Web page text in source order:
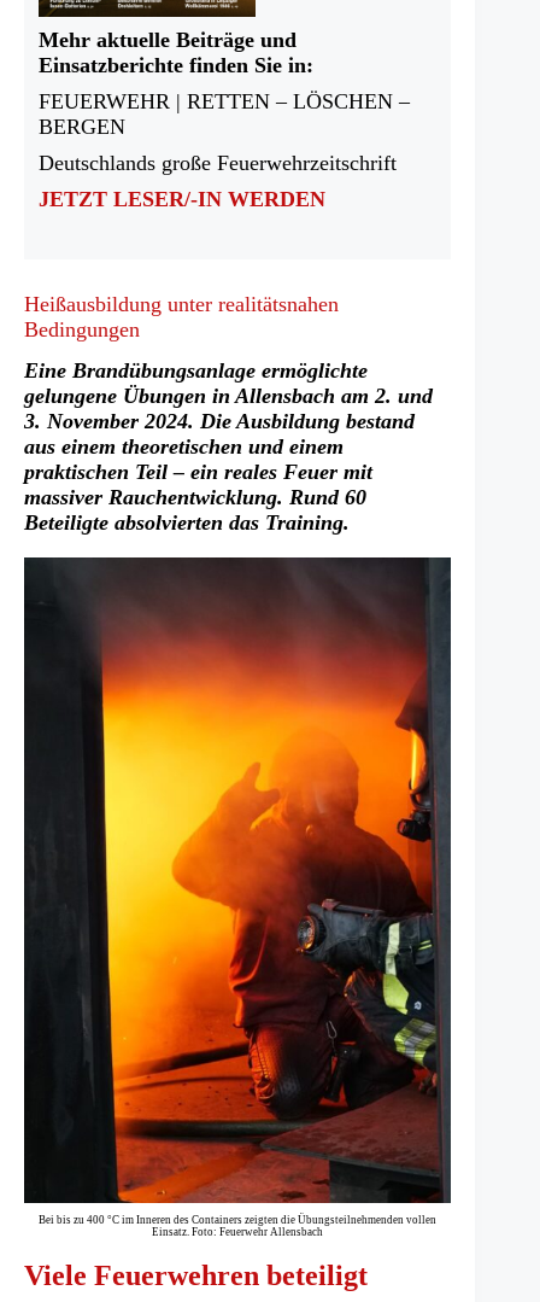
Mehr aktuelle Beiträge und
Einsatzberichte finden Sie in:
FEUERWEHR | RETTEN – LÖSCHEN –
BERGEN
Deutschlands große Feuerwehrzeitschrift
JETZT LESER/-IN WERDEN
Heißausbildung unter realitätsnahen
Bedingungen
Eine Brandübungsanlage ermöglichte
gelungene Übungen in Allensbach am 2. und
3. November 2024. Die Ausbildung bestand
aus einem theoretischen und einem
praktischen Teil – ein reales Feuer mit
massiver Rauchentwicklung. Rund 60
Beteiligte absolvierten das Training.
Bei bis zu 400 °C im Inneren des Containers zeigten die Übungsteilnehmenden vollen
Einsatz. Foto: Feuerwehr Allensbach
Viele Feuerwehren beteiligt